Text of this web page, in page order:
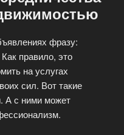
фразу:
правило, это
на услугах
сил. Вот такие
А с ними может